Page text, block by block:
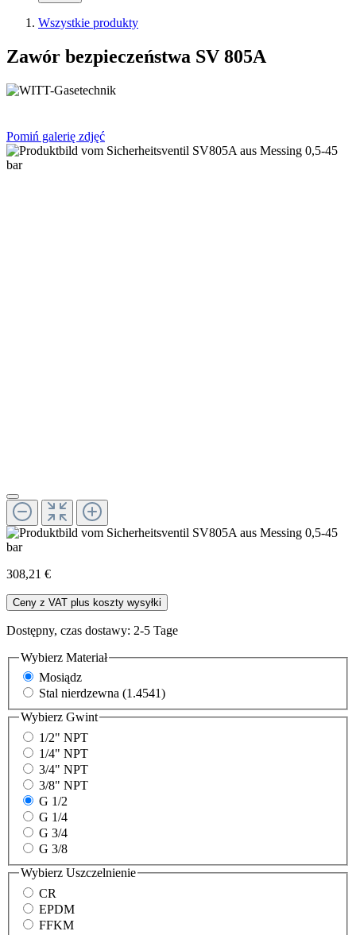
Wszystkie produkty
Zawór bezpieczeństwa SV 805A
Pomiń galerię zdjęć
308,21 €
Ceny z VAT plus koszty wysyłki
Dostępny, czas dostawy: 2-5 Tage
Wybierz Materiał
Mosiądz
Stal nierdzewna (1.4541)
Wybierz Gwint
1/2" NPT
1/4" NPT
3/4" NPT
3/8" NPT
G 1/2
G 1/4
G 3/4
G 3/8
Wybierz Uszczelnienie
CR
EPDM
FFKM